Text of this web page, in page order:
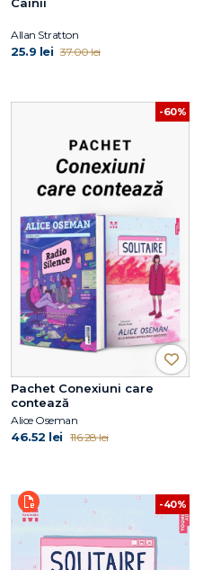
Allan Stratton
25.9 lei 37.00 lei
-60%
Pachet Conexiuni care
contează
Alice Oseman
46.52 lei 116.28 lei
-40%